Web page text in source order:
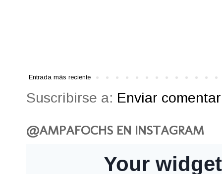
Entrada más reciente
Suscribirse a: Enviar
@AMPAFOCHS EN INSTAGRAM